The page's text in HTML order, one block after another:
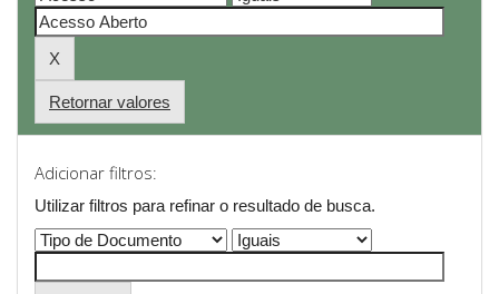
Retornar valores
Adicionar filtros:
Utilizar filtros para refinar o resultado de busca.